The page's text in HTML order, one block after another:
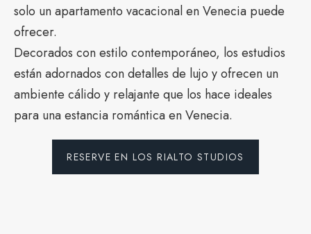
solo un apartamento vacacional en Venecia puede
ofrecer.
Decorados con estilo contemporáneo, los estudios
están adornados con detalles de lujo y ofrecen un
ambiente cálido y relajante que los hace ideales
para una estancia romántica en Venecia.
RESERVE EN LOS RIALTO STUDIOS